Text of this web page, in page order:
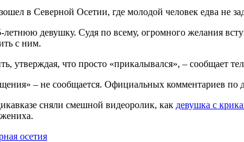
в Северной Осетии, где молодой человек едва не
летнюю девушку. Судя по всему, огромного желания
с ним.
утверждая, что просто «прикалывался», – сообщает
– не сообщается. Официальных комментариев по
сняли смешной видеоролик, как девушка с
осетия